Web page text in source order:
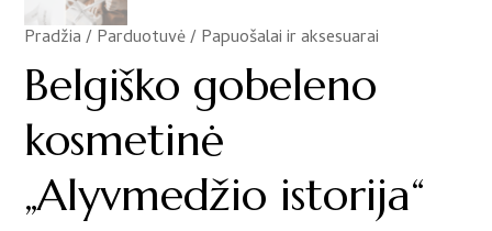
Pradžia/Parduotuvė/Papuošalai ir aksesuarai
/
Belgiško gobeleno
kosmetinė
„Alyvmedžio istorija“